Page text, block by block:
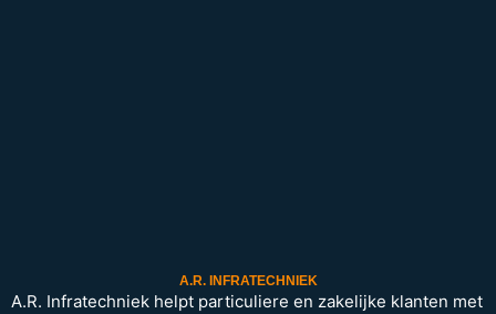
A.R. INFRATECHNIEK
A.R. Infratechniek helpt particuliere en zakelijke klanten met